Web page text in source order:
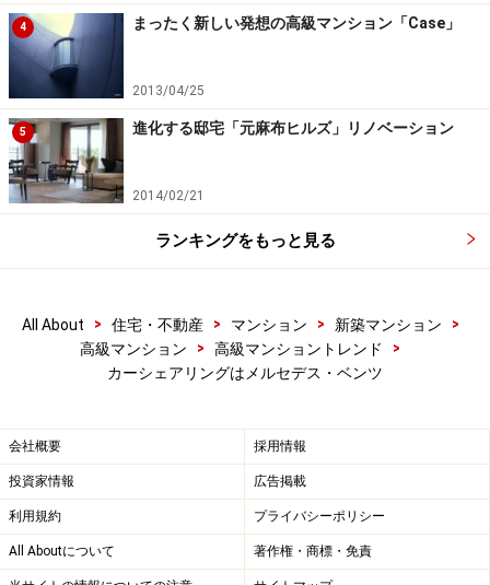
4 まったく新しい発想の高級マンション「Case」
2013/04/25
5 進化する邸宅「元麻布ヒルズ」リノベーション
2014/02/21
ランキングをもっと見る
All About > 住宅・不動産 > マンション > 新築マンション
>
高級マンション
> 高級マンショントレンド
>
カーシェアリングはメルセデス・ベンツ
会社概要 採用情報
投資家情報 広告掲載
利用規約 プライバシーポリシー
All Aboutについて 著作権・商標・免責